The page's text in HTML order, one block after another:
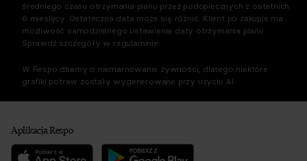
średniego czasu otrzymania planu przez podopiecznych z ostatnich
6 miesięcy. Ostateczna data może się różnić. Klient po zakupie ma
możliwość samodzielnego ustawienia daty otrzymania planu.
Sprawdź szczegóły w regulaminie.
W Respo dbamy o niemarnowanie żywności, dlatego niektóre
grafiki potraw zostały wygenerowane przy użyciu AI.
Aplikacja Respo